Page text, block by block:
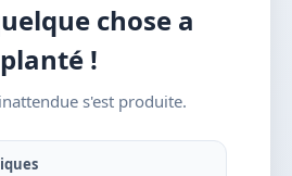
chose a
planté !
s'est produite.